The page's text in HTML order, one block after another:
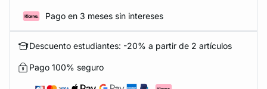
Pago en 3 meses sin intereses
Descuento estudiantes: -20% a partir de 2 artículos
Pago 100% seguro